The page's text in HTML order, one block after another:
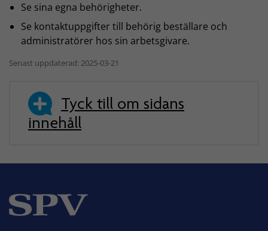
Se sina egna behörigheter.
Se kontaktuppgifter till behörig beställare och
administratörer hos sin arbetsgivare.
Senast uppdaterad: 2025-03-21
Tyck till om sidans
innehåll